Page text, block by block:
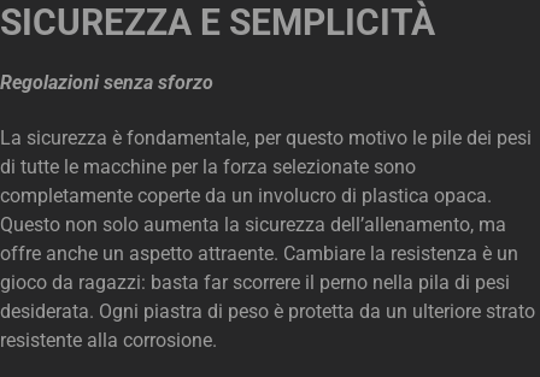
SICUREZZA E SEMPLICITÀ
Regolazioni senza sforzo
La sicurezza è fondamentale, per questo motivo le pile dei pesi
di tutte le macchine per la forza selezionate sono
completamente coperte da un involucro di plastica opaca.
Questo non solo aumenta la sicurezza dell’allenamento, ma
offre anche un aspetto attraente. Cambiare la resistenza è un
gioco da ragazzi: basta far scorrere il perno nella pila di pesi
desiderata. Ogni piastra di peso è protetta da un ulteriore strato
resistente alla corrosione.